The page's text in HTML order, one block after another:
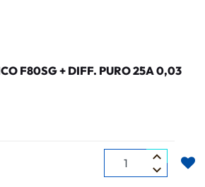
F80SG + DIFF. PURO 25A 0,03